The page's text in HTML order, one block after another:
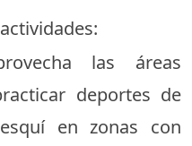
las áreas
deportes de
en zonas con